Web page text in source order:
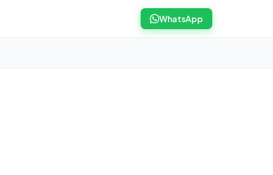
WhatsApp